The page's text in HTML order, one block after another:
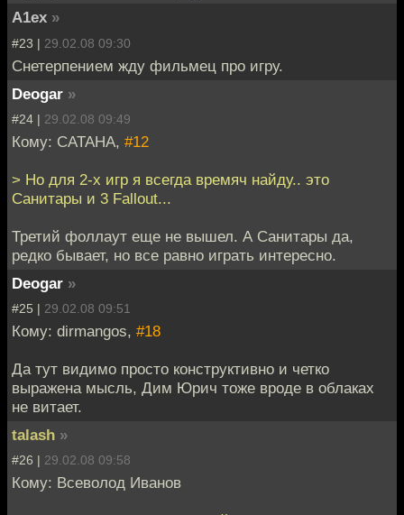
A1ex »
#23 | 29.02.08 09:30
Cнетерпением жду фильмец про игру.
Deogar »
#24 | 29.02.08 09:49
Кому: CATAHA, #12
> Но для 2-х игр я всегда времяч найду.. это
Санитары и 3 Fallout...
Третий фоллаут еще не вышел. А Санитары да,
редко бывает, но все равно играть интересно.
Deogar »
#25 | 29.02.08 09:51
Кому: dirmangos, #18
Да тут видимо просто конструктивно и четко
выражена мысль, Дим Юрич тоже вроде в облаках
не витает.
talash »
#26 | 29.02.08 09:58
Кому: Всеволод Иванов